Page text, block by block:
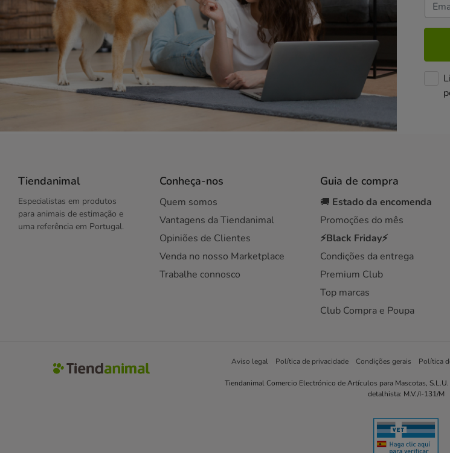
Tiendanimal
Especialistas em produtos
para animais de estimação e
uma referência em Portugal.
Conheça-nos
Quem somos
Vantagens da Tiendanimal
Opiniões de Clientes
Venda no nosso Marketplace
Trabalhe connosco
Guia de compra
🚚 Estado da encomenda
Promoções do mês
⚡Black Friday⚡
Condições da entrega
Premium Club
Top marcas
Club Compra e Poupa
Aviso legal Política de privacidade Condições gerais Política
Tiendanimal Comercio Electrónico de Artículos para Mascotas,
detalhista: M.V./I-131/M